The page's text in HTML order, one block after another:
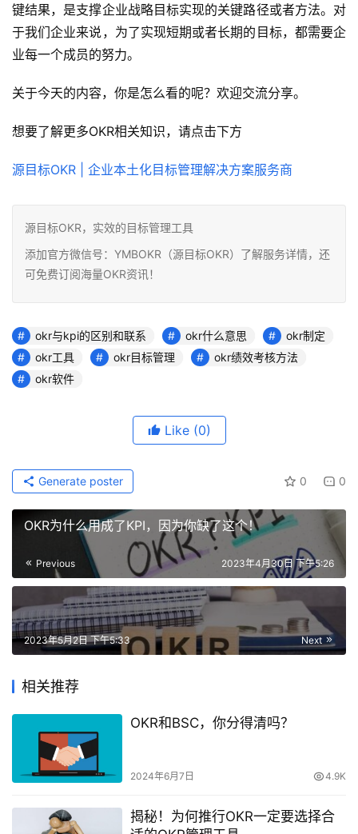
键结果，是支撑企业战略目标实现的关键路径或者方法。对
于我们企业来说，为了实现短期或者长期的目标，都需要企
业每一个成员的努力。
关于今天的内容，你是怎么看的呢？欢迎交流分享。
想要了解更多OKR相关知识，请点击下方
源目标OKR | 企业本土化目标管理解决方案服务商
源目标OKR，实效的目标管理工具
添加官方微信号：YMBOKR（源目标OKR）了解服务详情，还
可免费订阅海量OKR资讯！
okr与kpi的区别和联系 okr什么意思
okr制定
okr工具
okr目标管理
okr绩效考核方法
okr软件
Like (0)
0 0
Generate poster
OKR为什么用成了KPI，因为你缺了这个！
Previous 2023年4月30日 下午5:26
Next
2023年5月2日 下午5:33
相关推荐
OKR和BSC，你分得清吗？
2024年6月7日 4.9K
揭秘！为何推行OKR一定要选择合